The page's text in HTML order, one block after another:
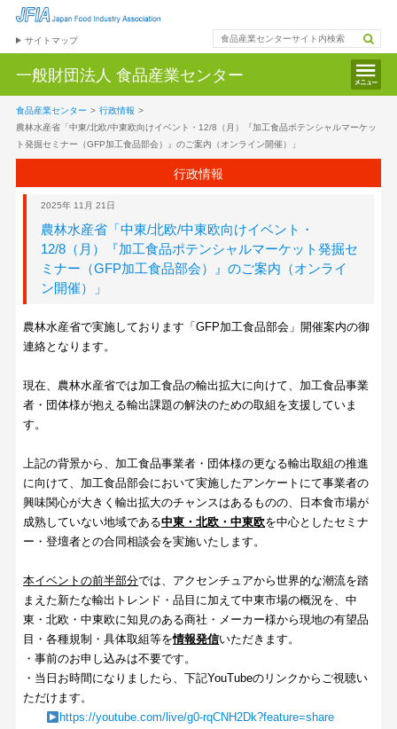
サイトマップ
一般財団法人 食品産業センター
食品産業センター > 行政情報 >
農林水産省「中東/北欧/中東欧向けイベント・12/8（月）『加工食品ポテンシャルマーケッ
ト発掘セミナー（GFP加工食品部会）』のご案内（オンライン開催）」
行政情報
2025年 11月 21日
農林水産省「中東/北欧/中東欧向けイベント・
12/8（月）『加工食品ポテンシャルマーケット発掘セ
ミナー（GFP加工食品部会）』のご案内（オンライ
ン開催）」
農林水産省で実施しております「GFP加工食品部会」開催案内の御
連絡となります。
現在、農林水産省では加工食品の輸出拡大に向けて、加工食品事業
者・団体様が抱える輸出課題の解決のための取組を支援していま
す。
上記の背景から、加工食品事業者・団体様の更なる輸出取組の推進
に向けて、加工食品部会において実施したアンケートにて事業者の
興味関心が大きく輸出拡大のチャンスはあるものの、日本食市場が
成熟していない地域である中東・北欧・中東欧を中心としたセミナ
ー・登壇者との合同相談会を実施いたします。
本イベントの前半部分では、アクセンチュアから世界的な潮流を踏
まえた新たな輸出トレンド・品目に加えて中東市場の概況を、中
東・北欧・中東欧に知見のある商社・メーカー様から現地の有望品
目・各種規制・具体取組等を情報発信いただきます。
・事前のお申し込みは不要です。
・当日お時間になりましたら、下記YouTubeのリンクからご視聴い
ただけます。
https://youtube.com/live/g0-rqCNH2Dk?feature=share